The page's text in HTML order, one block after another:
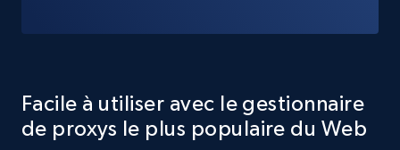
Facile à utiliser avec le gestionnaire
de proxys le plus populaire du Web